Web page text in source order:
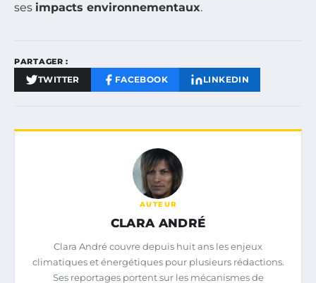
ses impacts environnementaux.
PARTAGER :
TWITTER FACEBOOK LINKEDIN
AUTEUR
CLARA ANDRÉ
Clara André couvre depuis huit ans les enjeux
climatiques et énergétiques pour plusieurs rédactions.
Ses reportages portent sur les mécanismes de